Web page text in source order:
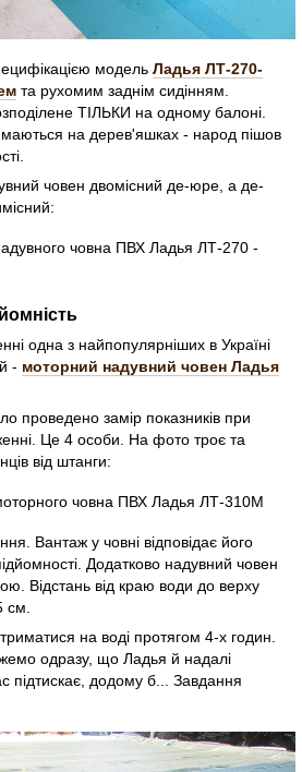
модель Ладья ЛТ-270-
та рухомим заднім сидінням.
ТІЛЬКИ на одному балоні.
на дерев'яшках - народ пішов
човен двомісний де-юре, а де-
одна з найпопулярніших в Україні
- моторний надувний човен Ладья
проведено замір показників при
Це 4 особи. На фото троє та
від штанги:
Вантаж у човні відповідає його
Додатково надувний човен
Відстань від краю води до верху
см.
на воді протягом 4-х годин.
одразу, що Ладья й надалі
підтискає, додому б... Завдання